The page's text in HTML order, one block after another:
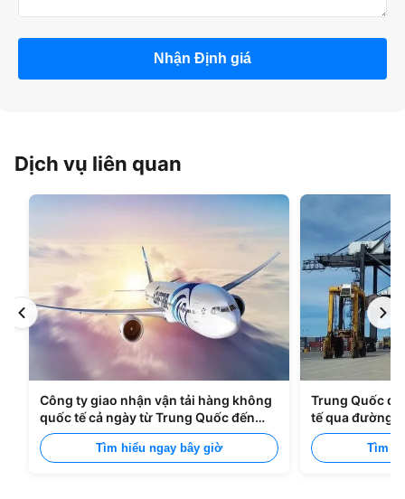
Nhận Định giá
Dịch vụ liên quan
Công ty giao nhận vận tải hàng không
quốc tế cả ngày từ Trung Quốc đến
Manila
Tìm hiểu ngay bây giờ
Trung Quốc
tế qua đường
Tìm